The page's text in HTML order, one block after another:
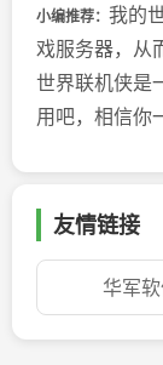
小编推荐： 我的
戏服务器，从
世界联机侠是
用吧，相信你
友情链接
华军